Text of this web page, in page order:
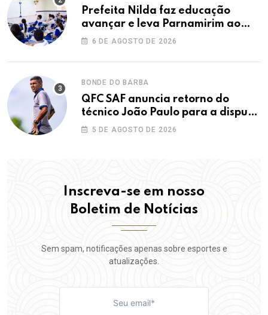
Prefeita Nilda faz educação
avançar e leva Parnamirim ao
maior IDEB da história dos anos
6 DE AGOSTO DE 2026
BONDE DO BARBA
QFC SAF anuncia retorno do
técnico João Paulo para a disputa
da elite do Campeonato Potiguar
5 DE AGOSTO DE 2026
Inscreva-se em nosso
Boletim de Notícias
Sem spam, notificações apenas sobre esportes e
atualizações.